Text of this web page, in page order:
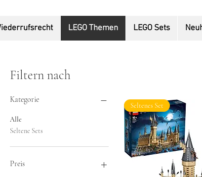
LEGO Themen LEGO Sets
Filtern nach
Kategorie
Alle
Seltene Sets
Preis
Seltenes Set